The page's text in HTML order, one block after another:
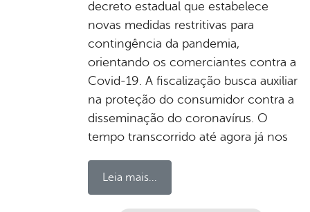
decreto estadual que estabelece
novas medidas restritivas para
contingência da pandemia,
orientando os comerciantes contra a
Covid-19. A fiscalização busca auxiliar
na proteção do consumidor contra a
disseminação do coronavírus. O
tempo transcorrido até agora já nos
Leia mais...